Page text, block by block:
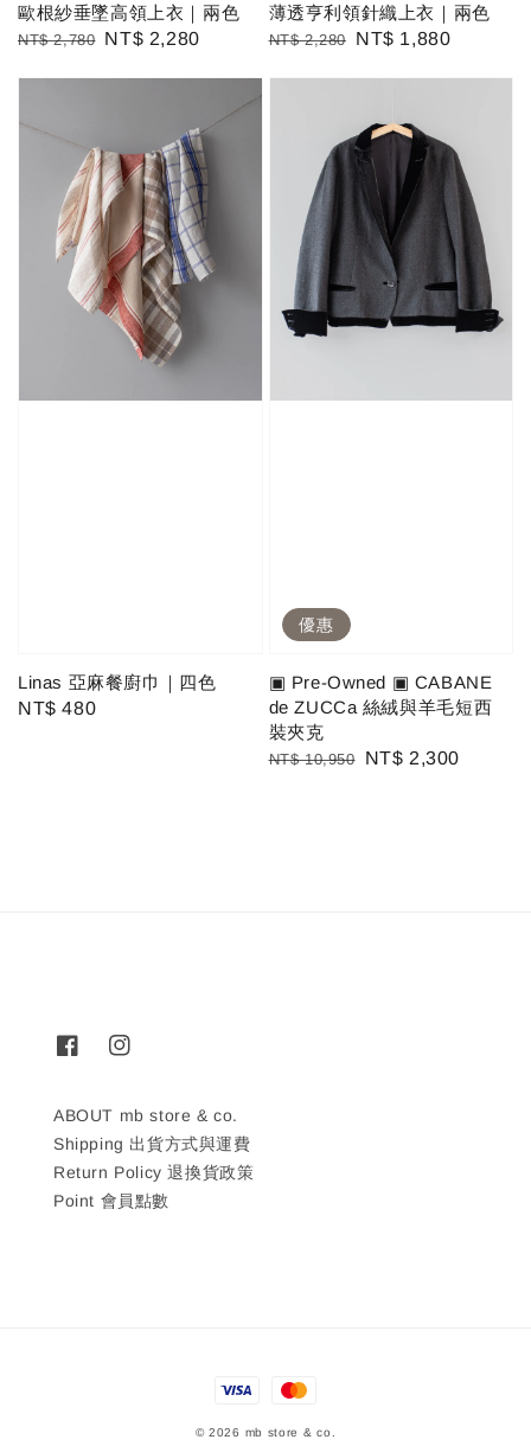
歐根紗垂墜高領上衣｜兩色
Regular
NT$ 2,780 Sale
NT$ 2,280
薄透亨利領針織上衣｜兩色
Regular
NT$ 2,280
Sale
NT$ 1,880
Linas 亞麻餐廚巾｜四色
Regular
NT$ 480
優惠
▣ Pre-Owned ▣ CABANE
de ZUCCa 絲絨與羊毛短西
裝夾克
Regular
NT$ 10,950
Sale
NT$ 2,300
ABOUT mb store & co.
Shipping 出貨方式與運費
Return Policy 退換貨政策
Point 會員點數
© 2026 mb store & co.